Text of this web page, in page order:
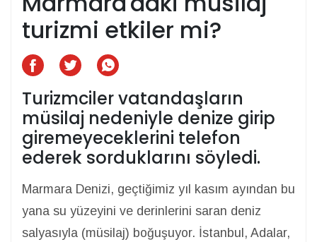
turizmi etkiler mi?
Turizmciler vatandaşların
müsilaj nedeniyle denize girip
giremeyeceklerini telefon
ederek sorduklarını söyledi.
Marmara Denizi, geçtiğimiz yıl kasım ayından bu
yana su yüzeyini ve derinlerini saran deniz
salyasıyla (müsilaj) boğuşuyor. İstanbul, Adalar,